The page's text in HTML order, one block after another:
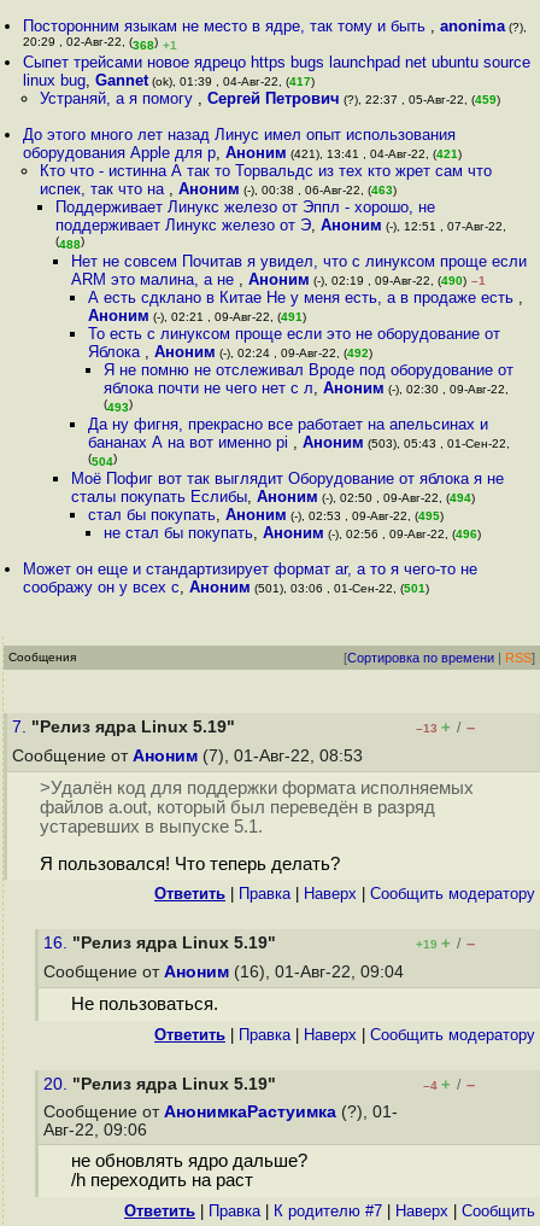
Посторонним языкам не место в ядре, так тому и быть ,anonima (?),
20:29 , 02-Авг-22, (368) +1
Cыпет трейсами новое ядрецо https bugs launchpad net ubuntu source
linux bug,Gannet (ok), 01:39 , 04-Авг-22, (417)
Устраняй, а я помогу , Сергей Петрович (?), 22:37 , 05-Авг-22, (459)
До этого много лет назад Линус имел опыт использования
оборудования Apple для р,Аноним (421), 13:41 , 04-Авг-22, (421)
Кто что - истинна А так то Торвальдс из тех кто жрет сам что
испек, так что на , Аноним (-), 00:38 , 06-Авг-22, (463)
Поддерживает Линукс железо от Эппл - хорошо, не
поддерживает Линукс железо от Э, Аноним (-), 12:51 , 07-Авг-22,
(488)
Нет не совсем Почитав я увидел, что с линуксом проще если
ARM это малина, а не ,Аноним (-), 02:19 , 09-Авг-22, (490) –1
А есть сдклано в Китае Не у меня есть, а в продаже есть ,
Аноним (-), 02:21 , 09-Авг-22, (491)
То есть с линуксом проще если это не оборудование от
Яблока , Аноним (-), 02:24 , 09-Авг-22, (492)
Я не помню не отслеживал Вроде под оборудование от
яблока почти не чего нет с л, Аноним (-), 02:30 , 09-Авг-22,
(493)
Да ну фигня, прекрасно все работает на апельсинах и
бананах А на вот именно pi , Аноним (503), 05:43 , 01-Сен-22,
(504)
Моё Пофиг вот так выглядит Оборудование от яблока я не
сталы покупать Еслибы,Аноним (-), 02:50 , 09-Авг-22, (494)
стал бы покупать, Аноним (-), 02:53 , 09-Авг-22, (495)
не стал бы покупать, Аноним (-), 02:56 , 09-Авг-22, (496)
Может он еще и стандартизирует формат ar, а то я чего-то не
соображу он у всех с,Аноним (501), 03:06 , 01-Сен-22, (501)
Сообщения [Сортировка по времени | RSS]
7. "Релиз ядра Linux 5.19" –13 + / –
Сообщение от Аноним (7), 01-Авг-22, 08:53
>Удалён код для поддержки формата исполняемых
файлов a.out, который был переведён в разряд
устаревших в выпуске 5.1.
Я пользовался! Что теперь делать?
Ответить Правка| Наверх Cообщить модератору
16. "Релиз ядра Linux 5.19" +19 + / –
Сообщение от Аноним (16), 01-Авг-22, 09:04
Не пользоваться.
Ответить Правка| Наверх Cообщить модератору
20. "Релиз ядра Linux 5.19" –4 + / –
Сообщение от АнонимкаРастуимка (?), 01-
Авг-22, 09:06
не обновлять ядро дальше?
/h переходить на раст
Ответить Правка| К родителю #7 Наверх
Cообщить